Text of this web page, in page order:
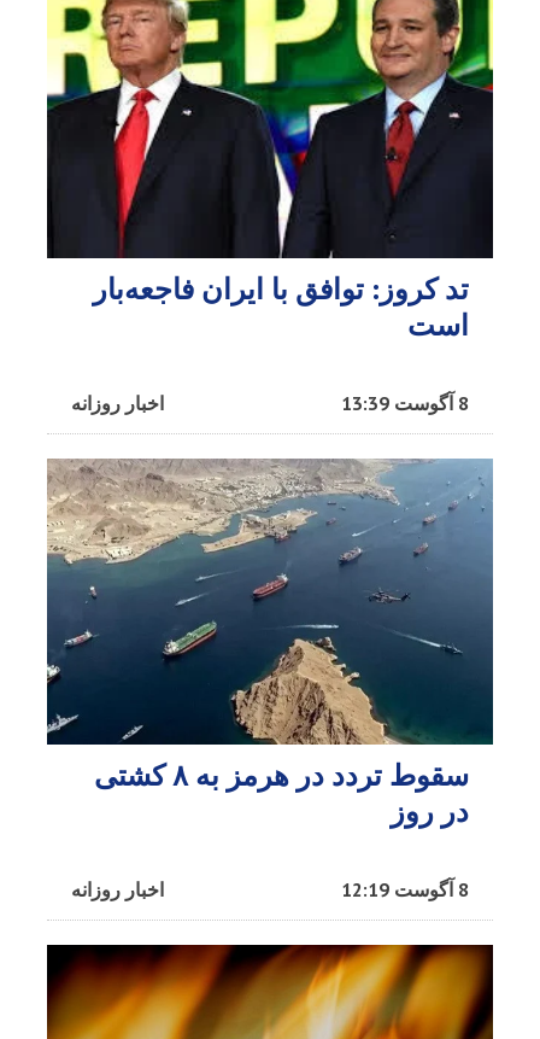
تد کروز: توافق با ایران فاجعه‌بار
است
اخبار روزانه 8 آگوست 13:39
سقوط تردد در هرمز به ۸ کشتی
در روز
اخبار روزانه 8 آگوست 12:19